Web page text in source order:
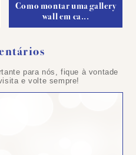
Como montar uma gallery
wall em ca...
para nós, fique à vontade
e volte sempre!